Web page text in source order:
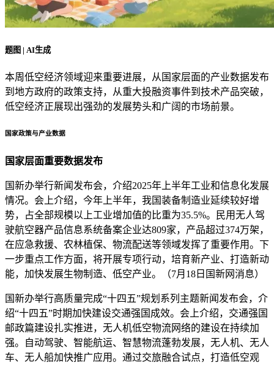
题图 | AI生成
本周低空经济领域迎来重要进展，从国家层面的产业数据发布
到地方政府的政策支持，从重大投融资事件到技术产品突破，
低空经济正展现出强劲的发展势头和广阔的市场前景。
国家政策与产业数据
国家层面重要数据发布
国新办举行新闻发布会，介绍2025年上半年工业和信息化发展
情况。会上介绍，今年上半年，我国装备制造业延续较好增
势，占全部规模以上工业增加值的比重为35.5%。民用无人驾
驶航空器产品信息系统备案企业达809家，产品超过374万架，
在应急救援、农林植保、物流配送等领域发挥了重要作用。下
一步重点工作方面，将开展专项行动，培育新产业、打造新动
能，加快发展生物制造、低空产业。（7月18日国新网消息）
国新办举行高质量完成“十四五”规划系列主题新闻发布会，介
绍“十四五”时期加快建设交通强国成效。会上介绍，交通强国
邮政篇建设扎实推进，无人机低空物流网络的建设在持续加
强。自动驾驶、智能航运、智慧物流蓬勃发展，无人机、无人
车、无人船加快推广应用。通过交旅融合试点，打造低空观